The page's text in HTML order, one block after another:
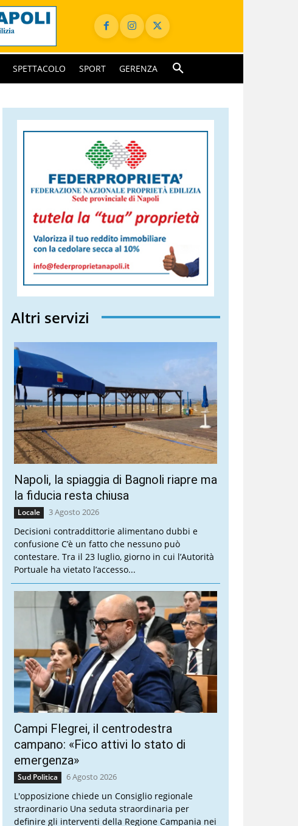
SPETTACOLO SPORT GERENZA
Altri servizi
Napoli, la spiaggia di Bagnoli riapre ma
la fiducia resta chiusa
Locale 3 Agosto 2026
Decisioni contraddittorie alimentano dubbi e
confusione C’è un fatto che nessuno può
contestare. Tra il 23 luglio, giorno in cui l’Autorità
Portuale ha vietato l’accesso...
Campi Flegrei, il centrodestra
campano: «Fico attivi lo stato di
emergenza»
Sud Politica 6 Agosto 2026
L'opposizione chiede un Consiglio regionale
straordinario Una seduta straordinaria per
definire gli interventi della Regione Campania nei